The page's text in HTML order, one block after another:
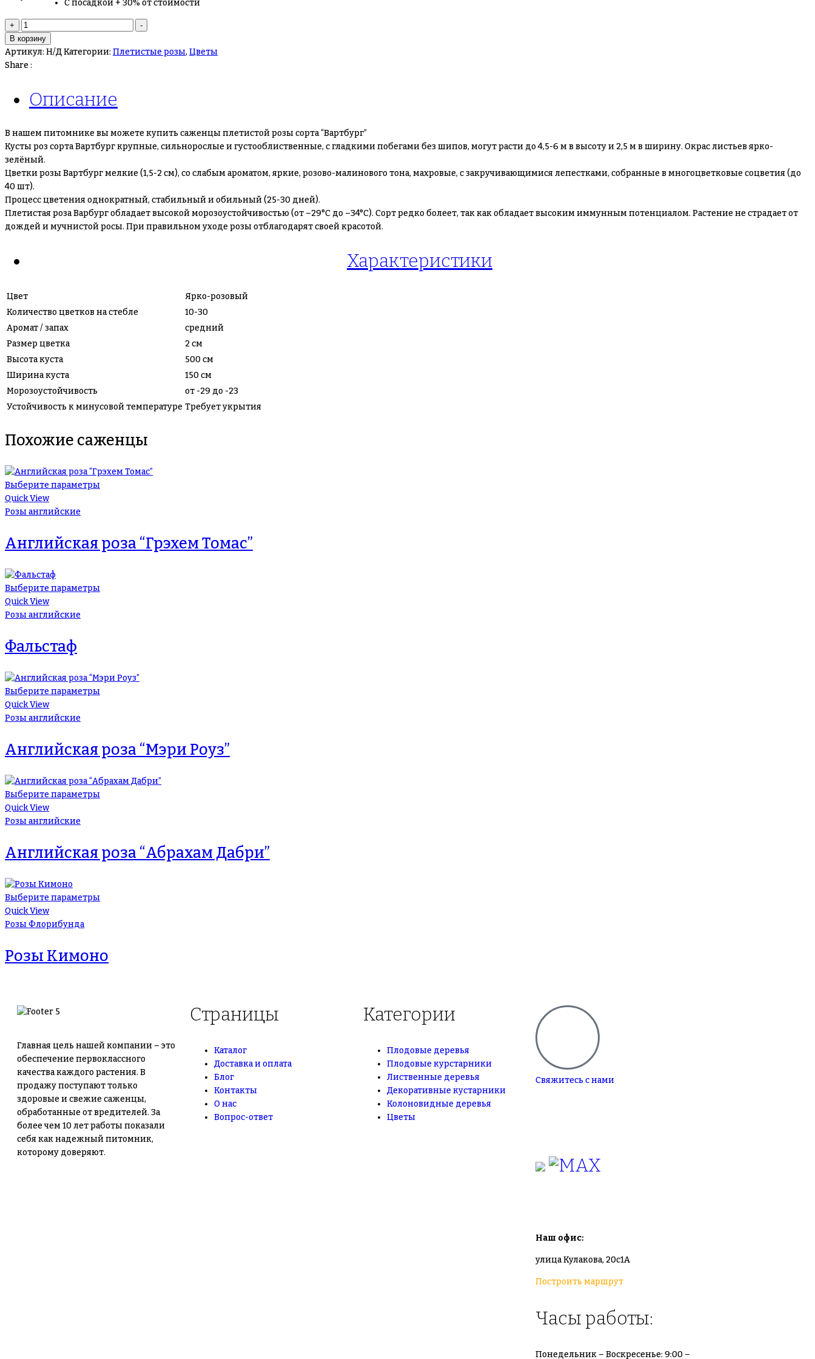
С посадкой + 30% от стоимости
+
-
В корзину
Артикул: Н/ДКатегории: Плетистые розы, Цветы
Share :
Описание
В нашем питомнике вы можете купить саженцы плетистой розы сорта “Вартбург”
Кусты роз сорта Вартбург крупные, сильнорослые и густооблиственные, с гладкими побегами без шипов, могут расти до 4,5-6 м в высоту и 2,5 м в ширину. Окрас листьев ярко-
зелёный.
Цветки розы Вартбург мелкие (1,5-2 см), со слабым ароматом, яркие, розово-малинового тона, махровые, с закручивающимися лепестками, собранные в многоцветковые соцветия (до
40 шт).
Процесс цветения однократный, стабильный и обильный (25-30 дней).
Плетистая роза Варбург обладает высокой морозоустойчивостью (от –29°С до –34°С). Сорт редко болеет, так как обладает высоким иммунным потенциалом. Растение не страдает от
дождей и мучнистой росы. При правильном уходе розы отблагодарят своей красотой.
Характеристики
Цвет
Ярко-розовый
Количество цветков на стебле
10-30
Аромат / запах
средний
Размер цветка
2 см
Высота куста
500 см
Ширина куста
150 см
Морозоустойчивость
от -29 до -23
Устойчивость к минусовой температуре Требует укрытия
Похожие саженцы
Выберите параметры
Quick View
Розы английские
Английская роза “Грэхем Томас”
Выберите параметры
Quick View
Розы английские
Фальстаф
Выберите параметры
Quick View
Розы английские
Английская роза “Мэри Роуз”
Выберите параметры
Quick View
Розы английские
Английская роза “Абрахам Дабри”
Выберите параметры
Quick View
Розы Флорибунда
Розы Кимоно
Главная цель нашей компании – это
обеспечение первоклассного
качества каждого растения. В
продажу поступают только
здоровые и свежие саженцы,
обработанные от вредителей. За
более чем 10 лет работы показали
себя как надежный питомник,
которому доверяют.
Страницы
Каталог
Доставка и оплата
Блог
Контакты
О нас
Вопрос-ответ
Категории
Плодовые деревья
Плодовые курстарники
Лиственные деревья
Декоративные кустарники
Колоновидные деревья
Цветы
Свяжитесь с нами
Наш офис:
улица Кулакова, 20с1А
Построить маршрут
Часы работы:
Понедельник – Воскресенье: 9:00 –